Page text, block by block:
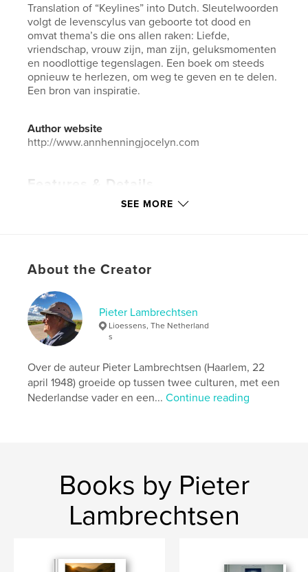
Translation of “Keylines” into Dutch. Sleutelwoorden
volgt de levenscylus van geboorte tot dood en
omvat thema’s die ons allen raken: Liefde,
vriendschap, vrouw zijn, man zijn, geluksmomenten
en noodlottige tegenslagen. Een boek om steeds
opnieuw te herlezen, om weg te geven en te delen.
Een bron van inspiratie.
Author website
http://www.annhenningjocelyn.com
Features & Details
Inspiration
Keywords
Moed , Dood , Identiteit , Verlies
Liefde
SEE MORE
About the Creator
Pieter Lambrechtsen
Lioessens, The Netherland
s
Over de auteur Pieter Lambrechtsen (Haarlem, 22
april 1948) groeide op tussen twee culturen, met een
Nederlandse vader en een...Continue reading
Books by Pieter
Lambrechtsen